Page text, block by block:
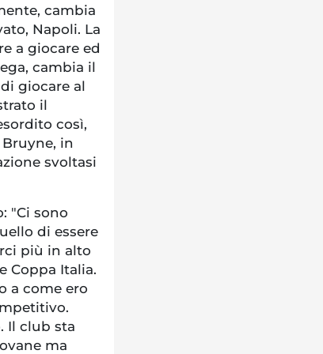
cambia
Napoli. La
a giocare ed
cambia il
giocare al
il
così,
in
svoltasi
"Ci sono
di essere
più in alto
Coppa Italia.
a come ero
Il club sta
ma